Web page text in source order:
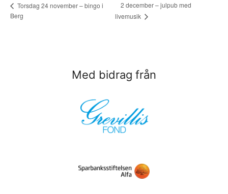
Torsdag 24 november – bingo i
Berg
2 december – julpub med
livemusik
Med bidrag från